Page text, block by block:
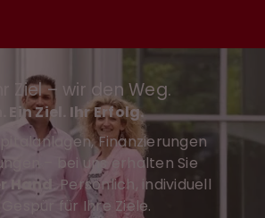
Ziel – wir den Weg.
Ein Ziel. Ihr Erfolg.
Finanzierungen
– bei uns erhalten Sie
Hand . Persönlich, individuell
für Ihre Ziele.